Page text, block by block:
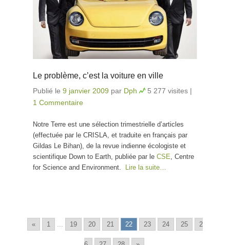
Le problème, c’est la voiture en ville
Publié le 9 janvier 2009 par Dph 5 277 visites |
1 Commentaire
Notre Terre est une sélection trimestrielle d’articles
(effectuée par le CRISLA, et traduite en français par
Gildas Le Bihan), de la revue indienne écologiste et
scientifique Down to Earth, publiée par le CSE , Centre
for Science and Environment.
Lire la suite…
« 1 19 20 21 22 23 24 25 2